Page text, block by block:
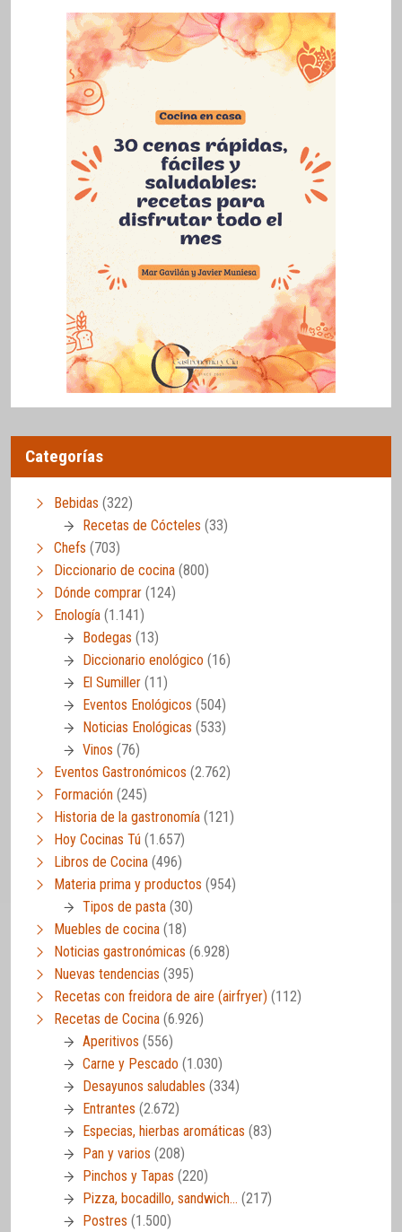
Categorías
Bebidas (322)
Recetas de Cócteles (33)
Chefs (703)
Diccionario de cocina (800)
Dónde comprar (124)
Enología (1.141)
Bodegas (13)
Diccionario enológico (16)
El Sumiller (11)
Eventos Enológicos (504)
Noticias Enológicas (533)
Vinos (76)
Eventos Gastronómicos (2.762)
Formación (245)
Historia de la gastronomía (121)
Hoy Cocinas Tú (1.657)
Libros de Cocina (496)
Materia prima y productos (954)
Tipos de pasta (30)
Muebles de cocina (18)
Noticias gastronómicas (6.928)
Nuevas tendencias (395)
Recetas con freidora de aire (airfryer) (112)
Recetas de Cocina (6.926)
Aperitivos (556)
Carne y Pescado (1.030)
Desayunos saludables (334)
Entrantes (2.672)
Especias, hierbas aromáticas (83)
Pan y varios (208)
Pinchos y Tapas (220)
Pizza, bocadillo, sandwich… (217)
Postres (1.500)